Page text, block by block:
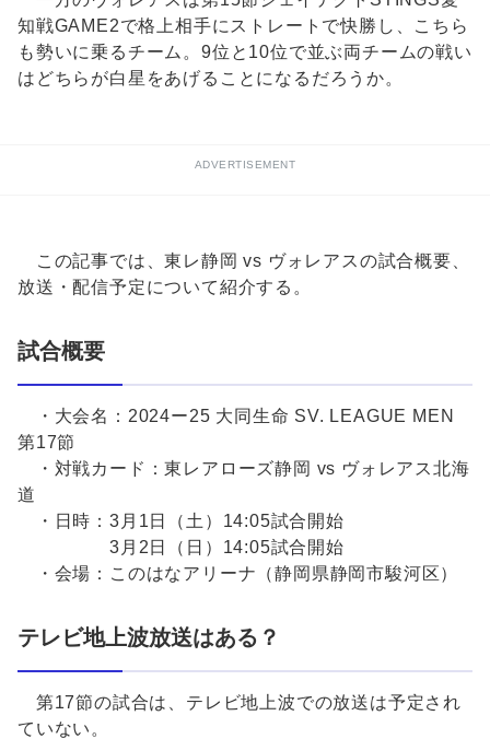
知戦GAME2で格上相手にストレートで快勝し、こちら
も勢いに乗るチーム。9位と10位で並ぶ両チームの戦い
はどちらが白星をあげることになるだろうか。
ADVERTISEMENT
この記事では、東レ静岡 vs ヴォレアスの試合概要、
放送・配信予定について紹介する。
試合概要
・大会名：2024ー25 大同生命 SV. LEAGUE MEN
第17節
・対戦カード：東レアローズ静岡 vs ヴォレアス北海
道
・日時：3月1日（土）14:05試合開始
3月2日（日）14:05試合開始
・会場：このはなアリーナ（静岡県静岡市駿河区）
テレビ地上波放送はある？
第17節の試合は、テレビ地上波での放送は予定され
ていない。